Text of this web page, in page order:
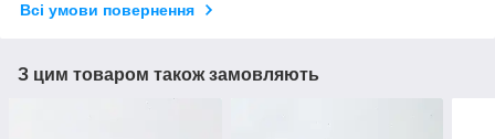
Всі умови повернення
З цим товаром також замовляють